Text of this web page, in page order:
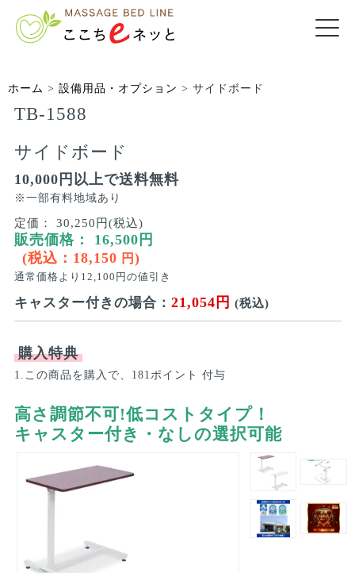
ホーム > 設備用品・オプション > サイドボード
TB-1588
サイドボード
10,000円以上で送料無料
※一部有料地域あり
定価：
30,250円(税込)
販売価格： 16,500 円
(税込： 18,150 円 )
通常価格より 12,100 円の値引き
キャスター付きの場合： 21,054円 (税込)
購入特典
1.この商品を購入で、181ポイント 付与
高さ調節不可!低コストタイプ！
キャスター付き・なしの選択可能